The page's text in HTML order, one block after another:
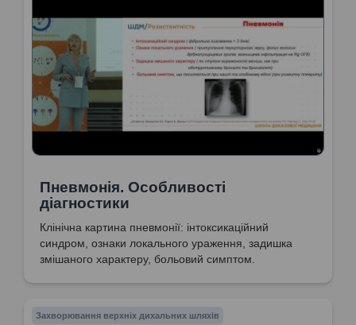
Пневмонія. Особливості
діагностики
Клінічна картина пневмонії: інтоксикаційний
синдром, ознаки локального ураження, задишка
змішаного характеру, больовий симптом.
Захворювання верхніх дихальних шляхів